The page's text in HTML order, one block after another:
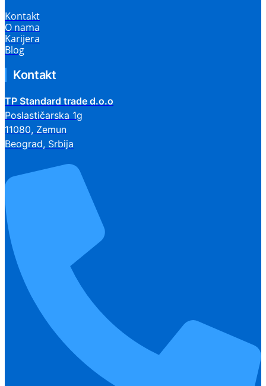
Kontakt
O nama
Karijera
Blog
Kontakt
TP Standard trade d.o.o
Poslastičarska 1g
11080, Zemun
Beograd, Srbija